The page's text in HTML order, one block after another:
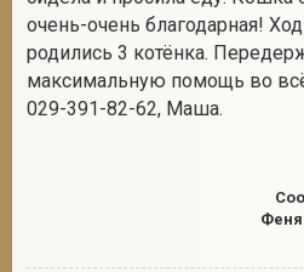
очень-очень благодарная!
родились 3 котёнка.
максимальную помощь во
029-391-82-62, Маша.
Феня